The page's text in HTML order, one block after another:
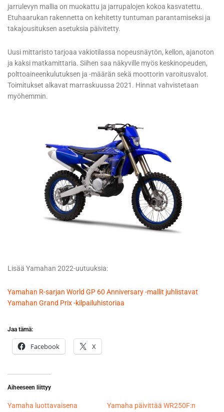
jarrulevyn mallia on muokattu ja jarrupalojen kokoa kasvatettu.
Etuhaarukan rakennetta on kehitetty tuntuman parantamiseksi ja
takajousituksen asetuksia päivitetty.
Uusi mittaristo tarjoaa vakiotilassa nopeusnäytön, kellon, ajanoton
ja kaksi matkamittaria. Siihen saa näkyville myös keskinopeuden,
polttoaineenkulutuksen ja -määrän sekä moottorin varoitusvalot.
Toimitukset alkavat marraskuussa 2021. Hinnat vahvistetaan
myöhemmin.
Lisää Yamahan 2022-uutuuksia:
Yamahan R-sarjan World GP 60 Anniversary -mallit juhlistavat
Yamahan Grand Prix -kilpailuhistoriaa
Jaa tämä:
Facebook X
Aiheeseen liittyy
Yamaha luottavaisena
Yamaha päivittää WR250F:n